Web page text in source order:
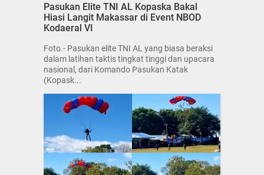
Pasukan Elite TNI AL Kopaska Bakal
Hiasi Langit Makassar di Event NBOD
Kodaeral VI
Foto.- Pasukan elite TNI AL yang biasa beraksi
dalam latihan taktis tingkat tinggi dan upacara
nasional, dari Komando Pasukan Katak
(Kopask...